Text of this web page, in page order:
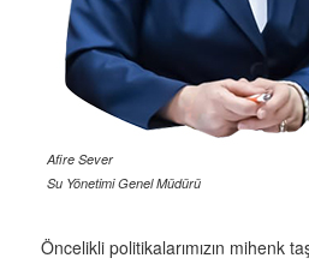
Afire Sever
Su Yönetimi Genel Müdürü
Öncelikli politikalarımızın mihenk